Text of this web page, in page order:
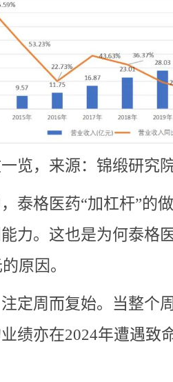
览，来源：锦缎研究
泰格医药“加杠杆”的
力。这也是为何泰格
原因。
定周而复始。当整个
绩亦在2024年遭遇致